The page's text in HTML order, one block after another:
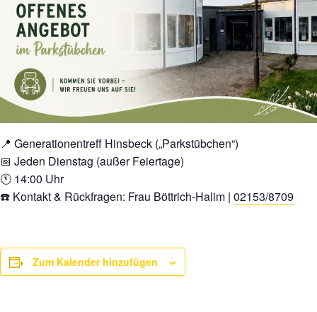
📍 Generationentreff Hinsbeck („Parkstübchen“)
📅 Jeden Dienstag (außer Feiertage)
🕚 14:00 Uhr
☎️ Kontakt & Rückfragen: Frau Böttrich-Halim | 02153/8709
Zum Kalender hinzufügen